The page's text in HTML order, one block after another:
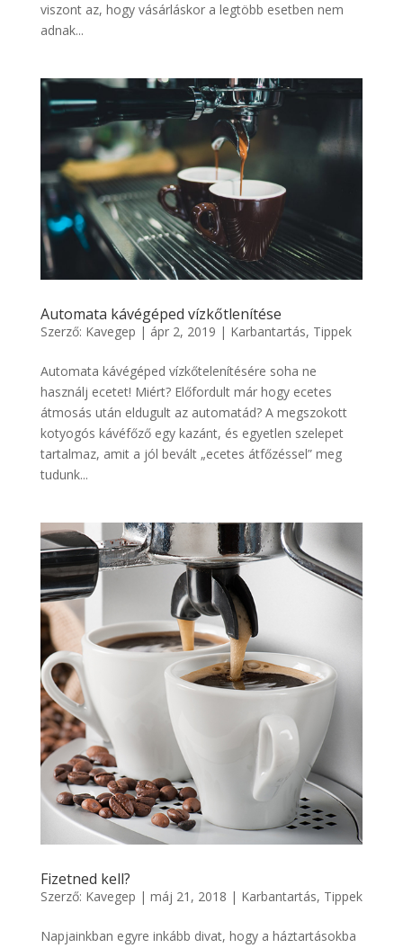
viszont az, hogy vásárláskor a legtöbb esetben nem
adnak...
Automata kávégéped vízkőtlenítése
Szerző: Kavegep | ápr 2, 2019 | Karbantartás, Tippek
Automata kávégéped vízkőtelenítésére soha ne
használj ecetet! Miért? Előfordult már hogy ecetes
átmosás után eldugult az automatád? A megszokott
kotyogós kávéfőző egy kazánt, és egyetlen szelepet
tartalmaz, amit a jól bevált „ecetes átfőzéssel” meg
tudunk...
Fizetned kell?
Szerző: Kavegep | máj 21, 2018 | Karbantartás, Tippek
Napjainkban egyre inkább divat, hogy a háztartásokba